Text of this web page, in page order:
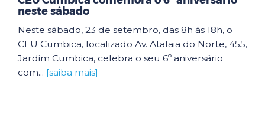
neste sábado
Neste sábado, 23 de setembro, das 8h às 18h, o
CEU Cumbica, localizado Av. Atalaia do Norte, 455,
Jardim Cumbica, celebra o seu 6º aniversário
com... [saiba mais]